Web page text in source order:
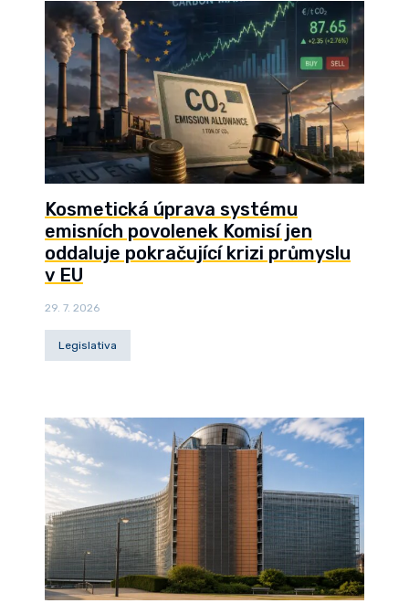
Kosmetická úprava systému
emisních povolenek Komisí jen
oddaluje pokračující krizi průmyslu
v EU
29. 7. 2026
Legislativa